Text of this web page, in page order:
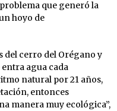
que generó la
hoyo de
del cerro del Orégano y
agua cada
natural por 21 años,
entonces
manera muy ecológica”,